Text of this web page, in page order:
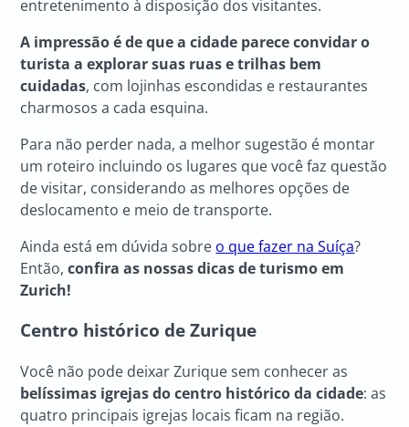
entretenimento à disposição dos visitantes.
A impressão é de que a cidade parece convidar o
turista a explorar suas ruas e trilhas bem
cuidadas, com lojinhas escondidas e restaurantes
charmosos a cada esquina.
Para não perder nada, a melhor sugestão é montar
um roteiro incluindo os lugares que você faz questão
de visitar, considerando as melhores opções de
deslocamento e meio de transporte.
Ainda está em dúvida sobre o que fazer na Suíça?
Então,confira as nossas dicas de turismo em
Zurich!
Centro histórico de Zurique
Você não pode deixar Zurique sem conhecer as
belíssimas igrejas do centro histórico da cidade: as
quatro principais igrejas locais ficam na região.